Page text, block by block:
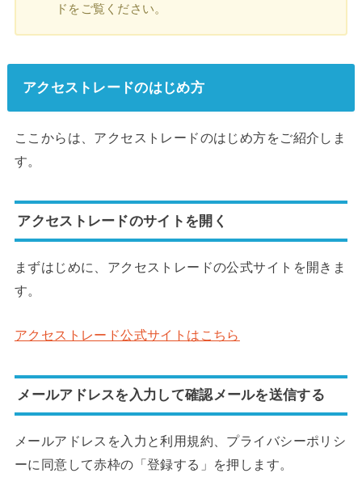
ドをご覧ください。
アクセストレードのはじめ方
ここからは、アクセストレードのはじめ方をご紹介しま
す。
アクセストレードのサイトを開く
まずはじめに、アクセストレードの公式サイトを開きま
す。
アクセストレード公式サイトはこちら
メールアドレスを入力して確認メールを送信する
メールアドレスを入力と利用規約、プライバシーポリシ
ーに同意して赤枠の「登録する」を押します。